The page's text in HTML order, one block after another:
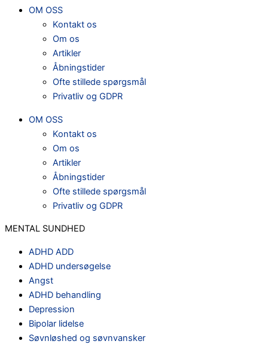
OM OSS
Kontakt os
Om os
Artikler
Åbningstider
Ofte stillede spørgsmål
Privatliv og GDPR
OM OSS
Kontakt os
Om os
Artikler
Åbningstider
Ofte stillede spørgsmål
Privatliv og GDPR
MENTAL SUNDHED
ADHD ADD
ADHD undersøgelse
Angst
ADHD behandling
Depression
Bipolar lidelse
Søvnløshed og søvnvansker